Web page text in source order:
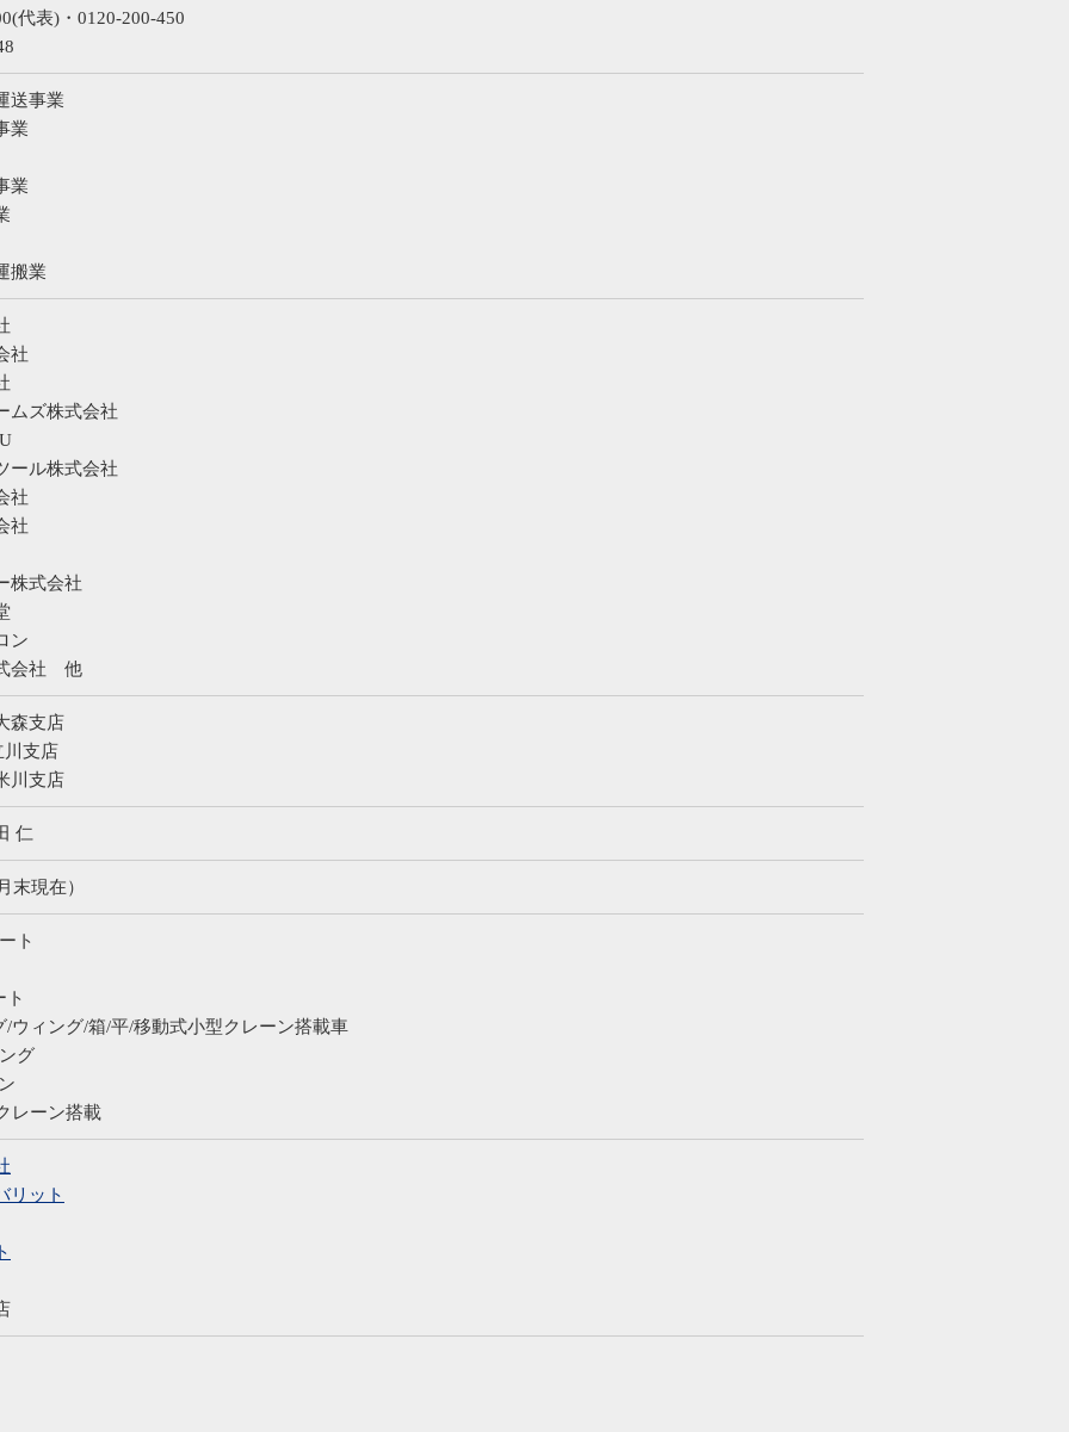
代表)・0120-200-450
送事業
業
業
搬業
社
ムズ株式会社
ール株式会社
社
社
株式会社
ン
会社 他
森支店
支店
川支店
仁
末現在）
ト
ト
/ウィング/箱/平/移動式小型クレーン搭載車
グ
レーン搭載
リット